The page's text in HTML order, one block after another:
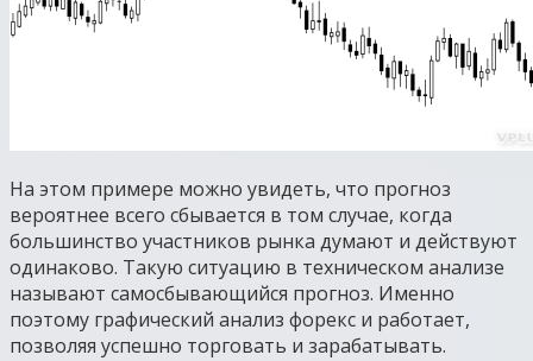
На этом примере можно увидеть, что прогноз
вероятнее всего сбывается в том случае, когда
большинство участников рынка думают и действуют
одинаково. Такую ситуацию в техническом анализе
называют самосбывающийся прогноз. Именно
поэтому графический анализ форекс и работает,
позволяя успешно торговать и зарабатывать.